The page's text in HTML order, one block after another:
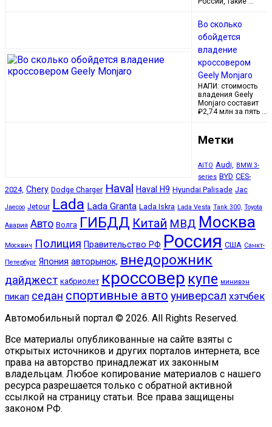
Во сколько
обойдется
владение
кроссовером
Geely Monjaro
НАПИ: стоимость
владения Geely
Monjaro составит
₽2,74 млн за пять …
Метки
AITO Audi,
BMW 3-
series BYD CES-
2024, Chery Dodge Charger Haval Haval H9 Hyundai Palisade Jac
Jaecoo Jetour Lada Lada Granta Lada Iskra Lada Vesta Tank 300, Toyota
Авария Авто Волга ГИБДД Китай МВД Москва
Москвич Полиция Правительство РФ Россия США Санкт-
Петербург Япония авторынок, внедорожник
дайджест кабриолет кроссовер купе минивэн
пикап седан спортивные авто универсал хэтчбек
Автомобильный портал © 2026. All Rights Reserved.
Все материалы опубликованные на сайте взяты с
открытых источников и других порталов интернета, все
права на авторство принадлежат их законным
владельцам. Любое копирование материалов с нашего
ресурса разрешается только с обратной активной
ссылкой на страницу статьи. Все права защищены
законом РФ.